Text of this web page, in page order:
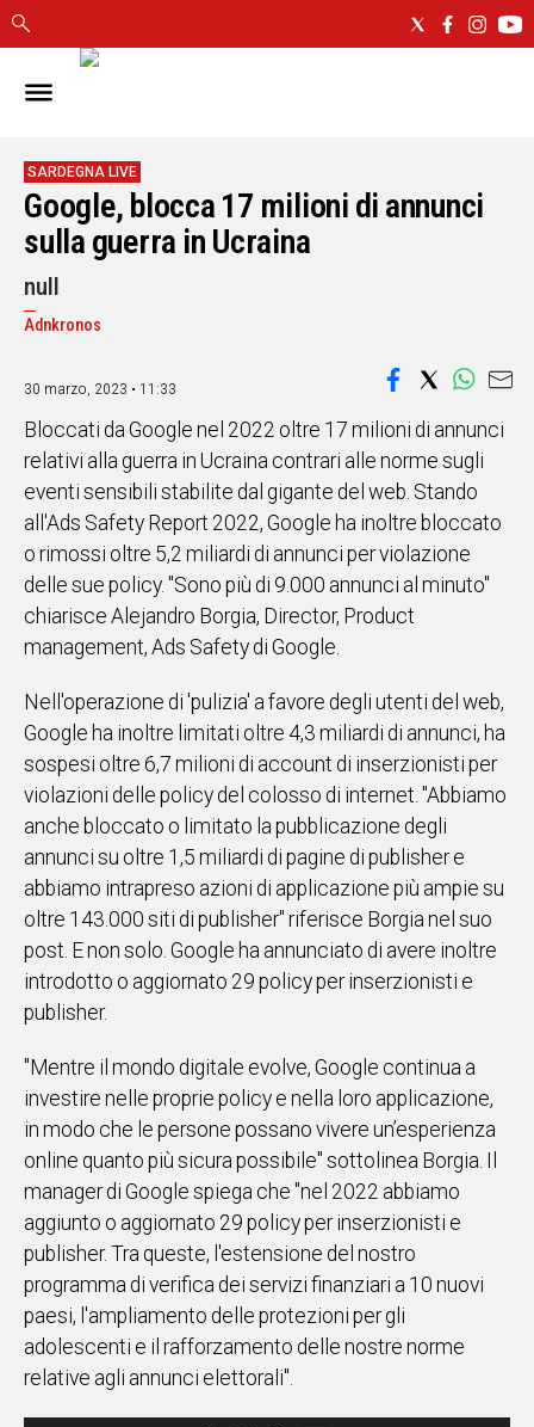
IN
CAGLIARI
SASSARI
NUORO
ORISTANO
SULCIS
GALLURA
MEDIO
ALTRE
NOTIZIE
POLITICA
IN
ITALIA
NEL
MONDO
EVENTI
STORIE
VIDEO
Vai
UNISCITI
AL CANALE
Social
SARDEGNA LIVE
Google, blocca 17 milioni di annunci
sulla guerra in Ucraina
null
Adnkronos
30 marzo, 2023 • 11:33
Bloccati da Google nel 2022 oltre 17 milioni di annunci
relativi alla guerra in Ucraina contrari alle norme sugli
eventi sensibili stabilite dal gigante del web. Stando
all'Ads Safety Report 2022, Google ha inoltre bloccato
o rimossi oltre 5,2 miliardi di annunci per violazione
delle sue policy. "Sono più di 9.000 annunci al minuto"
chiarisce Alejandro Borgia, Director, Product
management, Ads Safety di Google.
Nell'operazione di 'pulizia' a favore degli utenti del web,
Google ha inoltre limitati oltre 4,3 miliardi di annunci, ha
sospesi oltre 6,7 milioni di account di inserzionisti per
violazioni delle policy del colosso di internet. "Abbiamo
anche bloccato o limitato la pubblicazione degli
annunci su oltre 1,5 miliardi di pagine di publisher e
abbiamo intrapreso azioni di applicazione più ampie su
oltre 143.000 siti di publisher" riferisce Borgia nel suo
post. E non solo. Google ha annunciato di avere inoltre
introdotto o aggiornato 29 policy per inserzionisti e
publisher.
"Mentre il mondo digitale evolve, Google continua a
investire nelle proprie policy e nella loro applicazione,
in modo che le persone possano vivere un’esperienza
online quanto più sicura possibile" sottolinea Borgia. Il
manager di Google spiega che "nel 2022 abbiamo
aggiunto o aggiornato 29 policy per inserzionisti e
publisher. Tra queste, l'estensione del nostro
programma di verifica dei servizi finanziari a 10 nuovi
paesi, l'ampliamento delle protezioni per gli
adolescenti e il rafforzamento delle nostre norme
relative agli annunci elettorali".